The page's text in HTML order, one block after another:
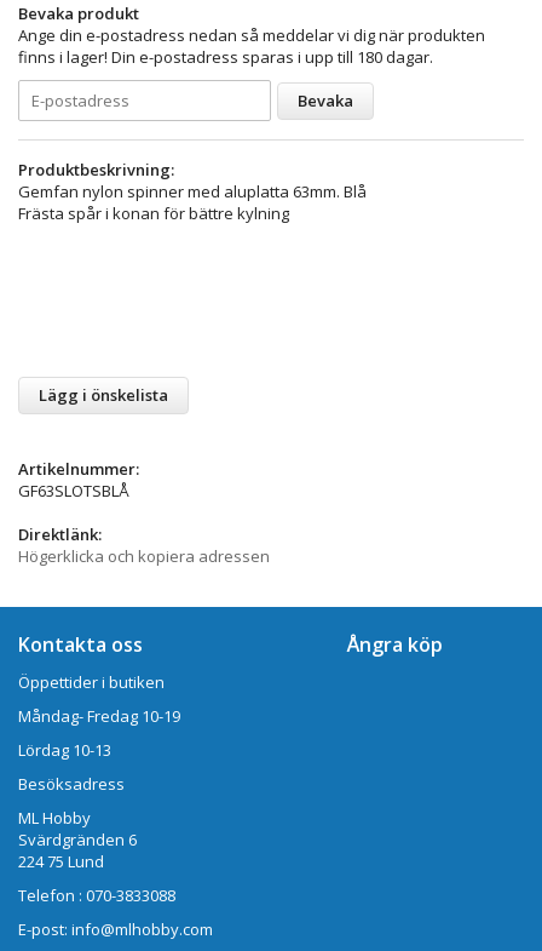
Bevaka produkt
Ange din e-postadress nedan så meddelar vi dig när produkten
finns i lager! Din e-postadress sparas i upp till 180 dagar.
Bevaka
Produktbeskrivning:
Gemfan nylon spinner med aluplatta 63mm. Blå
Frästa spår i konan för bättre kylning
Lägg i önskelista
Artikelnummer:
GF63SLOTSBLÅ
Direktlänk:
Högerklicka och kopiera adressen
Kontakta oss
Öppettider i butiken
Måndag- Fredag 10-19
Lördag 10-13
Besöksadress
ML Hobby
Svärdgränden 6
224 75 Lund
Telefon : 070-3833088
E-post: info@mlhobby.com
Ångra köp